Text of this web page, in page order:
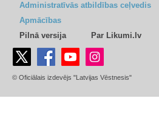
Administratīvās atbildības ceļvedis
Apmācības
Pilnā versija
Par Likumi.lv
© Oficiālais izdevējs "Latvijas Vēstnesis"